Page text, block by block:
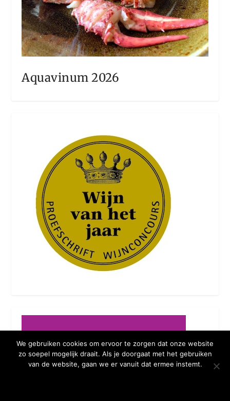
Aquavinum 2026
We gebruiken cookies om ervoor te zorgen dat onze website
zo soepel mogelijk draait. Als je doorgaat met het gebruiken
van de website, gaan we er vanuit dat ermee instemt.